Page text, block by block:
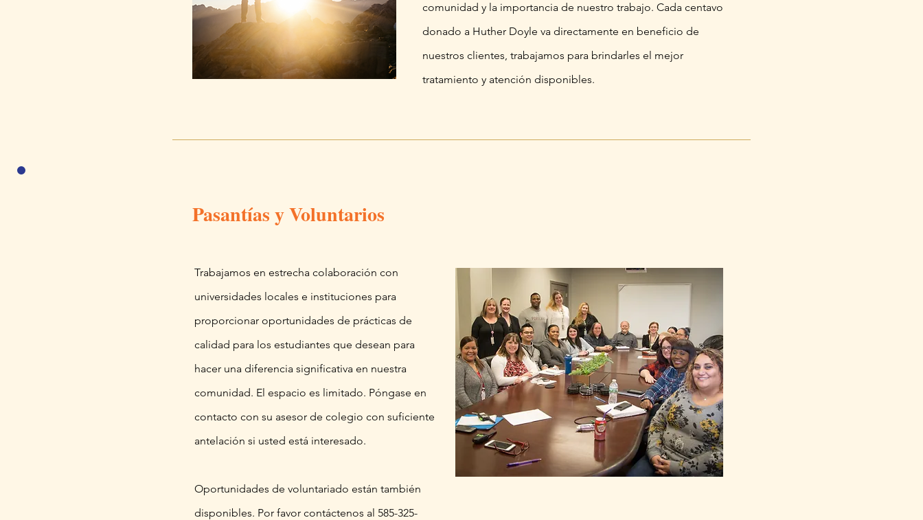
comunidad y la importancia de nuestro trabajo. Cada centavo
donado a Huther Doyle va directamente en beneficio de
nuestros clientes, trabajamos para brindarles el mejor
tratamiento y atención disponibles.
Pasantías y Voluntarios
Trabajamos en estrecha colaboración con
universidades locales e instituciones para
proporcionar oportunidades de prácticas de
calidad para los estudiantes que desean para
hacer una diferencia significativa en nuestra
comunidad. El espacio es limitado. Póngase en
contacto con su asesor de colegio con suficiente
antelación si usted está interesado.
Oportunidades de voluntariado están también
disponibles. Por favor contáctenos al 585-325-